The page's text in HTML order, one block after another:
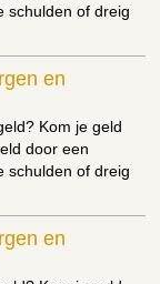
schulden of dreig
en
Kom je geld
door een
schulden of dreig
en